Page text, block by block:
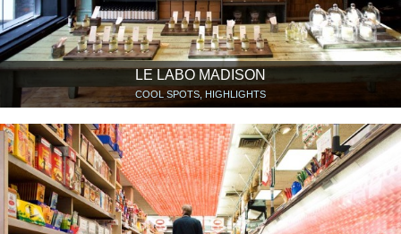
LE LABO MADISON
COOL SPOTS, HIGHLIGHTS